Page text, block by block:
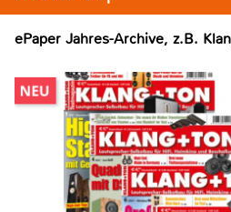
ePaper Jahres-Archive, z.B.